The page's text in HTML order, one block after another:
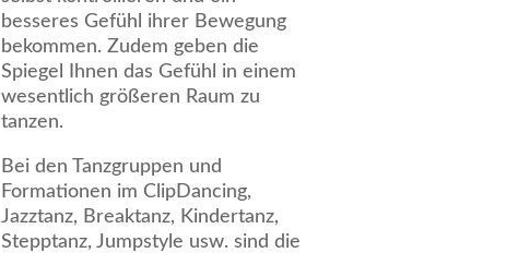
besseres Gefühl ihrer Bewegung
bekommen. Zudem geben die
Spiegel Ihnen das Gefühl in einem
wesentlich größeren Raum zu
tanzen.
Bei den Tanzgruppen und
Formationen im ClipDancing,
Jazztanz, Breaktanz, Kindertanz,
Stepptanz, Jumpstyle usw. sind die